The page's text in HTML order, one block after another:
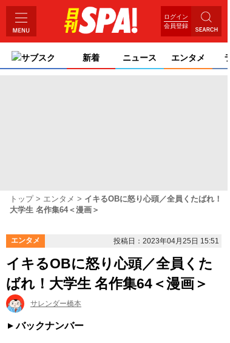
ログイン
会員登録
サブスク 新着 ニュース エンタメ
トップ エンタメ
イキるOBに怒り心頭／全員くたばれ！
大学生 名作集64＜漫画＞
エンタメ 投稿日：2023年04月25日 15:51
イキるOBに怒り心頭／全員くた
ばれ！大学生 名作集64＜漫画＞
サレンダー橋本
バックナンバー